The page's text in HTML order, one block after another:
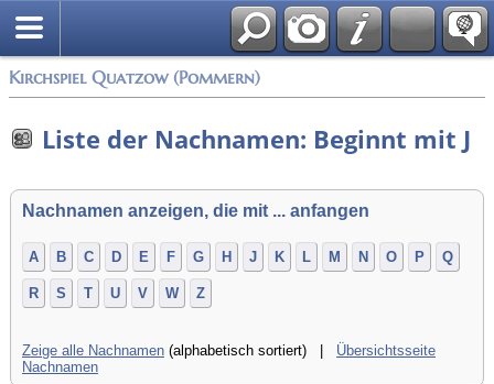
Kirchspiel Quatzow (Pommern)
Liste der Nachnamen: Beginnt mit J
Nachnamen anzeigen, die mit ... anfangen
A B C D E F G H J K L M N O P Q
R S T U V W Z
Zeige alle Nachnamen (alphabetisch sortiert) | Übersichtsseite
Nachnamen